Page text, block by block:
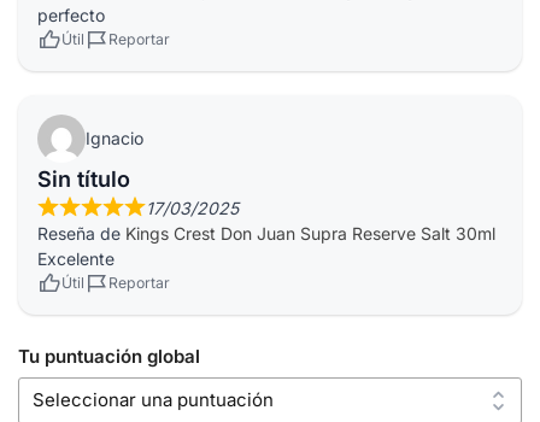
perfecto
Útil Reportar
Ignacio
Sin título
17/03/2025
Reseña de Kings Crest Don Juan Supra Reserve Salt 30ml
Excelente
Útil Reportar
Tu puntuación global